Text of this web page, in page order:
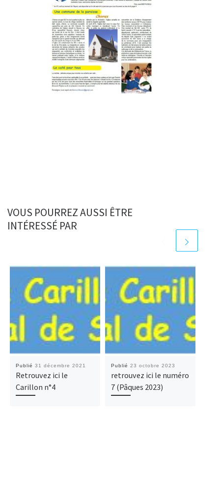
VOUS POURREZ AUSSI ÊTRE
INTÉRESSÉ PAR
Publié 31 décembre 2021
Retrouvez ici le
Carillon n°4
Publié 23 octobre 2023
retrouvez ici le numéro
7 (Pâques 2023)